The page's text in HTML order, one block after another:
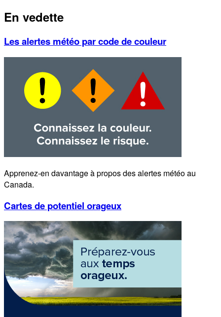
En vedette
Les alertes météo par code de couleur
Apprenez-en davantage à propos des alertes météo au
Canada.
Cartes de potentiel orageux